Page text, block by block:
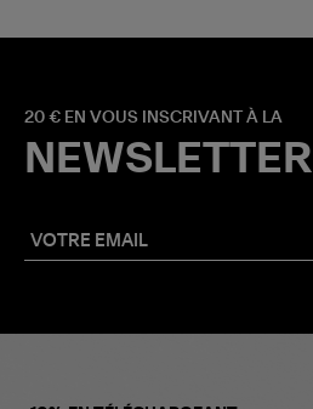
20 € EN VOUS INSCRIVANT À LA
NEWSLETTER